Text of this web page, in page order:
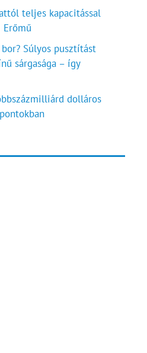
teljes kapacitással
Súlyos pusztítást
sárgasága – így
dolláros